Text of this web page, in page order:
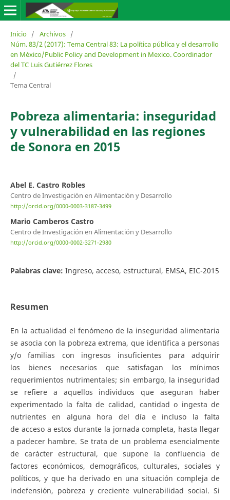
Inicio / Archivos /
Núm. 83/2 (2017): Tema Central 83: La política pública y el desarrollo
en México/Public Policy and Development in Mexico. Coordinador
del TC Luis Gutiérrez Flores
/
Tema Central
Pobreza alimentaria: inseguridad
y vulnerabilidad en las regiones
de Sonora en 2015
Abel E. Castro Robles
Centro de Investigación en Alimentación y Desarrollo
http://orcid.org/0000-0003-3187-3499
Mario Camberos Castro
Centro de Investigación en Alimentación y Desarrollo
http://orcid.org/0000-0002-3271-2980
Palabras clave: Ingreso, acceso, estructural, EMSA, EIC-2015
Resumen
En la actualidad el fenómeno de la inseguridad alimentaria
se asocia con la pobreza extrema, que identifica a personas
y/o familias con ingresos insuficientes para adquirir
los bienes necesarios que satisfagan los mínimos
requerimientos nutrimentales; sin embargo, la inseguridad
se refiere a aquellos individuos que aseguran haber
experimentado la falta de calidad, cantidad o ingesta de
nutrientes en alguna hora del día e incluso la falta
de acceso a estos durante la jornada completa, hasta llegar
a padecer hambre. Se trata de un problema esencialmente
de carácter estructural, que supone la confluencia de
factores económicos, demográficos, culturales, sociales y
políticos, y que ha derivado en una situación compleja de
indefensión, pobreza y creciente vulnerabilidad social. Si